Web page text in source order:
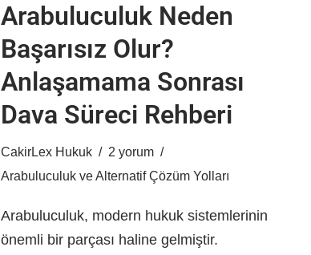
Arabuluculuk Neden
Başarısız Olur?
Anlaşamama Sonrası
Dava Süreci Rehberi
CakirLex Hukuk
2 yorum
Arabuluculuk ve Alternatif Çözüm Yolları
Arabuluculuk, modern hukuk sistemlerinin
önemli bir parçası haline gelmiştir.